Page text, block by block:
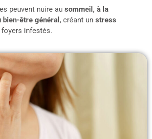
peuvent nuire au sommeil, à la
être général , créant un stress
infestés.